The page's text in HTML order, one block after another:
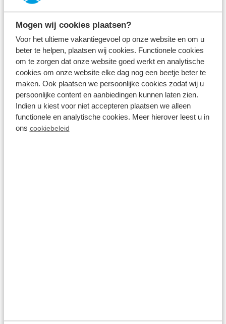
Mogen wij cookies plaatsen?
Voor het ultieme vakantiegevoel op onze website en om u
beter te helpen, plaatsen wij cookies. Functionele cookies
om te zorgen dat onze website goed werkt en analytische
cookies om onze website elke dag nog een beetje beter te
maken. Ook plaatsen we persoonlijke cookies zodat wij u
persoonlijke content en aanbiedingen kunnen laten zien.
Indien u kiest voor niet accepteren plaatsen we alleen
functionele en analytische cookies. Meer hierover leest u in
ons cookiebeleid
het water en een prachtig uitzicht heeft op het
staat u zo op het recreatiestrand, waar u kunt
ontspannen in het zand of genieten van diverse
watersportactiviteiten. Psst… bijna nergens in
Nederland staat u zo dicht bij het water met uw
caravan of tent als op Resort Lexmond!
Resort Lexmond in het kort: